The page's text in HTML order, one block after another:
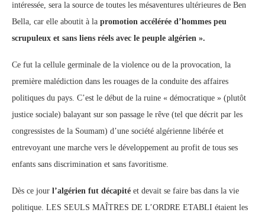
intéressée, sera la source de toutes les mésaventures ultérieures de Ben
Bella, car elle aboutit à la promotion accélérée d’hommes peu
scrupuleux et sans liens réels avec le peuple algérien ».
Ce fut la cellule germinale de la violence ou de la provocation, la
première malédiction dans les rouages de la conduite des affaires
politiques du pays. C’est le début de la ruine « démocratique » (plutôt
justice sociale) balayant sur son passage le rêve (tel que décrit par les
congressistes de la Soumam) d’une société algérienne libérée et
entrevoyant une marche vers le développement au profit de tous ses
enfants sans discrimination et sans favoritisme.
Dès ce jour l’algérien fut décapité et devait se faire bas dans la vie
politique. LES SEULS MAÎTRES DE L’ORDRE ETABLI étaient les